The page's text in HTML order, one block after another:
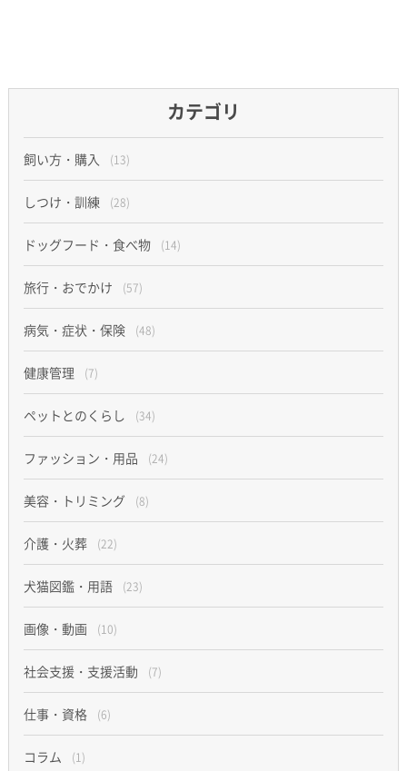
カテゴリ
飼い方・購入 (13)
しつけ・訓練 (28)
ドッグフード・食べ物 (14)
旅行・おでかけ (57)
病気・症状・保険 (48)
健康管理 (7)
ペットとのくらし (34)
ファッション・用品 (24)
美容・トリミング (8)
介護・火葬 (22)
犬猫図鑑・用語 (23)
画像・動画 (10)
社会支援・支援活動 (7)
仕事・資格 (6)
コラム (1)